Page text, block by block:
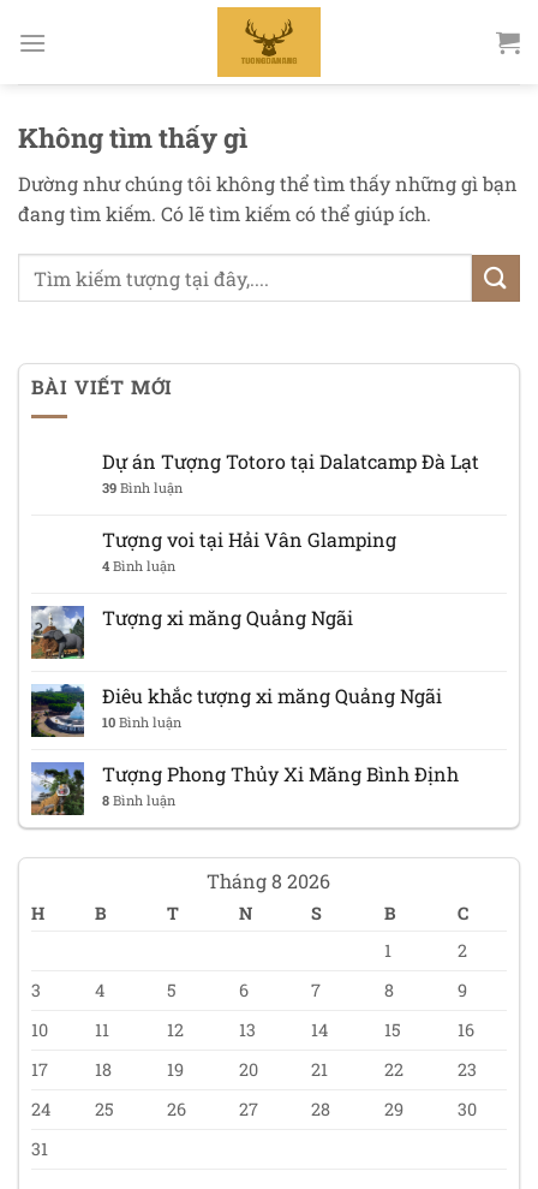
qua
Không tìm thấy gì
Dường như chúng tôi không thể tìm thấy những gì bạn
đang tìm kiếm. Có lẽ tìm kiếm có thể giúp ích.
BÀI VIẾT MỚI
Dự án Tượng Totoro tại Dalatcamp Đà Lạt
39Bình luận
Tượng voi tại Hải Vân Glamping
4Bình luận
Tượng xi măng Quảng Ngãi
Điêu khắc tượng xi măng Quảng Ngãi
10Bình luận
Tượng Phong Thủy Xi Măng Bình Định
8Bình luận
Tháng 8 2026
H B T N S B
C
1
2
3
4 5 6 7 8
9
10
11 12 13 14 15
16
17
18 19 20 21 22
23
24
25 26 27 28 29
30
31